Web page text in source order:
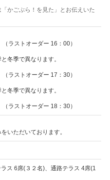
かごぶら！を見た」とお伝えいた
ラストオーダー 16：00）
冬季で異なります。
ラストオーダー 17：30）
冬季で異なります。
ラストオーダー 18：30）
いただいております。
ス 6席(３２名)、通路テラス 4席(1